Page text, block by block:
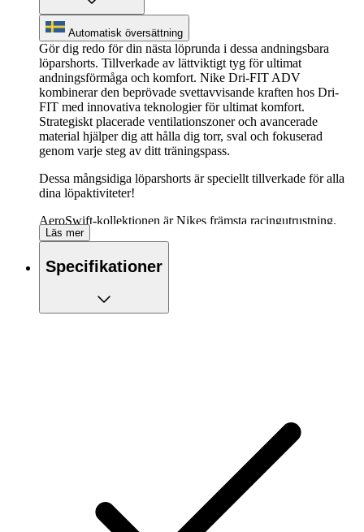
Automatisk översättning
Gör dig redo för din nästa löprunda i dessa andningsbara
löparshorts. Tillverkade av lättviktigt tyg för ultimat
andningsförmåga och komfort. Nike Dri-FIT ADV
kombinerar den beprövade svettavvisande kraften hos Dri-
FIT med innovativa teknologier för ultimat komfort.
Strategiskt placerade ventilationszoner och avancerade
material hjälper dig att hålla dig torr, sval och fokuserad
genom varje steg av ditt träningspass.
Dessa mångsidiga löparshorts är speciellt tillverkade för alla
dina löpaktiviteter!
AeroSwift-kollektionen är Nikes främsta racingutrustning.
Kläderna är byggda för fart och har de senaste innovationerna
strömlinjeformade designerna är lätta och eleganta, så att du
kan röra dig fritt samtidigt som du ger allt.
De viktigaste funktionerna hos Nike AeroSwift
prestandan hos Dri-FIT, med extra precision och
andningsförmåga för intensiva träningspass
Tre fickor på insidan för att förvara dina mindre
Elastiskt midjeband med dragsko
Elastiska innertrosor för rätt stöd
Minimal slits för en mer elegant look
Innerbenslängd: 7,5 cm
Läs mer
Specifikationer